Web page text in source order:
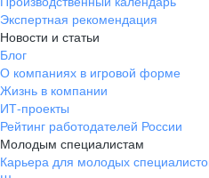
Экспертная рекомендация
Новости и статьи
Блог
О компаниях в игровой форме
Жизнь в компании
ИТ-проекты
Рейтинг работодателей России
Молодым специалистам
Карьера для молодых